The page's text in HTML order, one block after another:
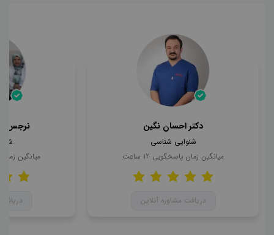
دکتر احسان نگین
شنوایی شناسی
میانگین زمان پاسخگویی 12 ساعت
دریافت مشاوره آنلاین
نرجس
میانگین